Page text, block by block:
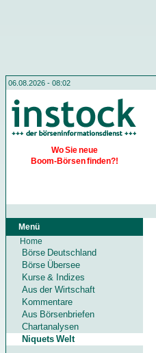
06.08.2026 - 08:02
Wo Sie neue
Boom-Börsen finden?!
Menü
Home
Börse Deutschland
Börse Übersee
Kurse & Indizes
Aus der Wirtschaft
Kommentare
Aus Börsenbriefen
Chartanalysen
Niquets Welt